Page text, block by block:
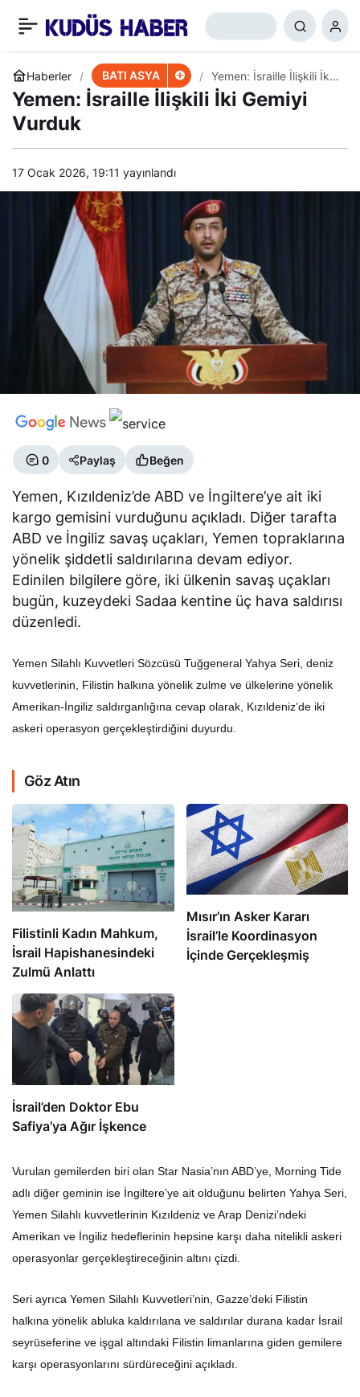
Haberler BATI ASYA
Yemen: İsraille İlişkili İki
Gemiyi Vurduk
Yemen: İsraille İlişkili İki Gemiyi
Vurduk
17 Ocak 2026, 19:11 yayınlandı
0 Paylaş Beğen
Yemen, Kızıldeniz’de ABD ve İngiltere’ye ait iki
kargo gemisini vurduğunu açıkladı. Diğer tarafta
ABD ve İngiliz savaş uçakları, Yemen topraklarına
yönelik şiddetli saldırılarına devam ediyor.
Edinilen bilgilere göre, iki ülkenin savaş uçakları
bugün, kuzeydeki Sadaa kentine üç hava saldırısı
düzenledi.
Yemen Silahlı Kuvvetleri Sözcüsü Tuğgeneral Yahya Seri, deniz
kuvvetlerinin, Filistin halkına yönelik zulme ve ülkelerine yönelik
Amerikan-İngiliz saldırganlığına cevap olarak, Kızıldeniz’de iki
askeri operasyon gerçekleştirdiğini duyurdu.
Göz Atın
Filistinli Kadın Mahkum,
İsrail Hapishanesindeki
Zulmü Anlattı
Mısır’ın Asker Kararı
İsrail’le Koordinasyon
İçinde Gerçekleşmiş
İsrail’den Doktor Ebu
Safiya’ya Ağır İşkence
Vurulan gemilerden biri olan Star Nasia’nın ABD’ye, Morning Tide
adlı diğer geminin ise İngiltere’ye ait olduğunu belirten Yahya Seri,
Yemen Silahlı kuvvetlerinin Kızıldeniz ve Arap Denizi’ndeki
Amerikan ve İngiliz hedeflerinin hepsine karşı daha nitelikli askeri
operasyonlar gerçekleştireceğinin altını çizdi.
Seri ayrıca Yemen Silahlı Kuvvetleri’nin, Gazze’deki Filistin
halkına yönelik abluka kaldırılana ve saldırılar durana kadar İsrail
seyrüseferine ve işgal altındaki Filistin limanlarına giden gemilere
karşı operasyonlarını sürdüreceğini açıkladı.
Hizbullah’tan İsrail
Karargahlarına
Operasyon
+ 0 Paylaş